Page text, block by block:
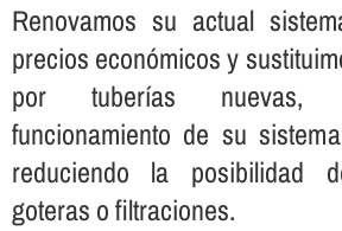
Renovamos su actual
precios económicos y
por tuberí­as nuevas,
funcionamiento de su
reduciendo la posibilidad
goteras o filtraciones.